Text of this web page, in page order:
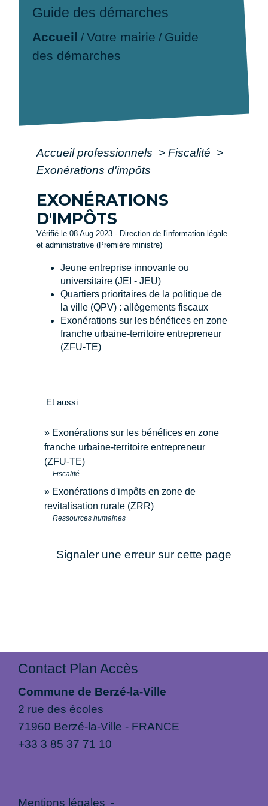
Guide des démarches
Accueil / Votre mairie / Guide
des démarches
Accueil professionnels > Fiscalité >
Exonérations d'impôts
EXONÉRATIONS
D'IMPÔTS
Vérifié le 08 Aug 2023 - Direction de l'information légale
et administrative (Première ministre)
Jeune entreprise innovante ou
universitaire (JEI - JEU)
Quartiers prioritaires de la politique de
la ville (QPV) : allègements fiscaux
Exonérations sur les bénéfices en zone
franche urbaine-territoire entrepreneur
(ZFU-TE)
Et aussi
Exonérations sur les bénéfices en zone
franche urbaine-territoire entrepreneur
(ZFU-TE)
Fiscalité
Exonérations d'impôts en zone de
revitalisation rurale (ZRR)
Ressources humaines
Signaler une erreur sur cette page
Contact Plan Accès
Commune de Berzé-la-Ville
2 rue des écoles
71960 Berzé-la-Ville - FRANCE
+33 3 85 37 71 10
Mentions légales -